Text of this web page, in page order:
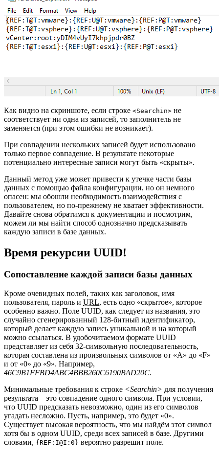
Как видно на скриншоте, если строке <Searchin> не
соответствует ни одна из записей, то заполнитель не
заменяется (при этом ошибки не возникает).
При совпадении нескольких записей будет использовано
только первое совпадение. В результате некоторые
потенциально интересные записи могут быть «скрыты».
Данный метод уже может привести к утечке части базы
данных с помощью файла конфигурации, но он немного
опасен: мы обошли необходимость взаимодействия с
пользователем, но по-прежнему не хватает эффективности.
Давайте снова обратимся к документации и посмотрим,
можем ли мы найти способ однозначно предсказывать
каждую записи в базе данных.
Время рекурсии UUID!
Сопоставление каждой записи базы данных
Кроме очевидных полей, таких как заголовок, имя
пользователя, пароль и URL, есть одно «скрытое», которое
особенно важно. Поле UUID, как следует из названия, это
случайно сгенерированный 128-битный идентификатор,
который делает каждую запись уникальной и на который
можно ссылаться. В удобочитаемом формате UUID
представляет из себя 32-символьную последовательность,
которая составлена из произвольных символов от «A» до «F»
и от «0» до «9». Например,
46C9B1FFBD4ABC4BBB260C6190BAD20C.
Минимальные требования к строке <Searchin> для получения
результата – это совпадение одного символа. При условии,
что UUID предсказать невозможно, один из его символов
угадать несложно. Пусть, например, это будет «0».
Существует высокая вероятность, что мы найдём этот символ
хотя бы в одном UUID, среди всех записей в базе. Другими
словами, {REF:I@I:0} вероятно разрешит поле.